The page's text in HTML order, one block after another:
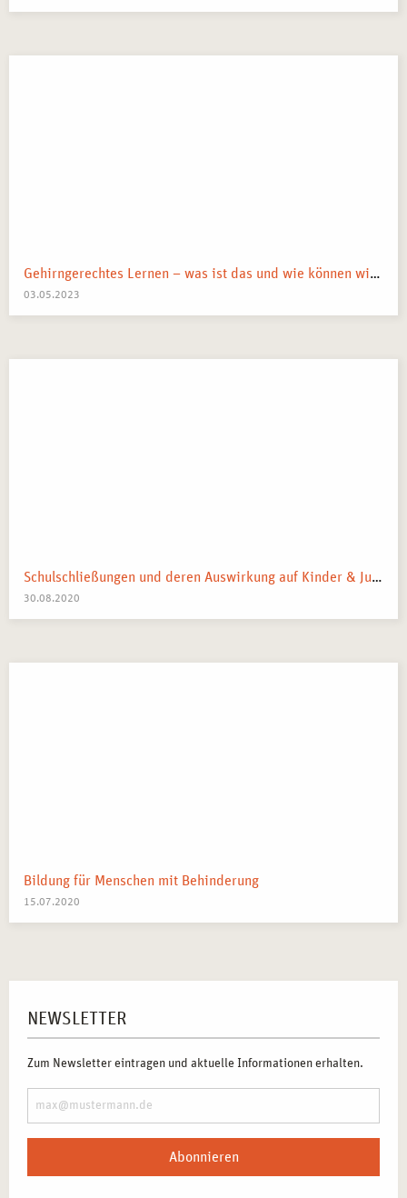
Gehirngerechtes Lernen – was ist das und wie können wir es anwenden?
03.05.2023
Schulschließungen und deren Auswirkung auf Kinder & Jugendliche: Was bewirken sie tatsächlich?
30.08.2020
Bildung für Menschen mit Behinderung
15.07.2020
NEWSLETTER
Zum Newsletter eintragen und aktuelle Informationen erhalten.
Abonnieren